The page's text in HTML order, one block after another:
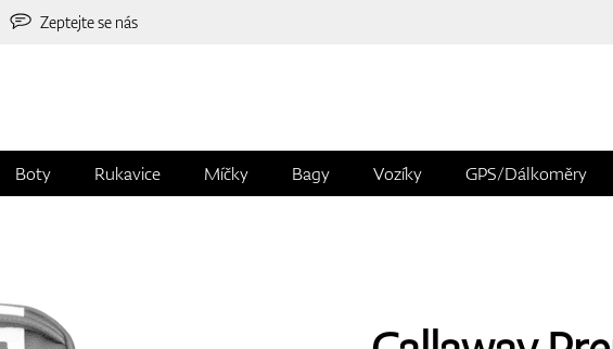
Zeptejte se nás
Boty Rukavice Míčky Bagy Vozíky GPS/Dálkoměry